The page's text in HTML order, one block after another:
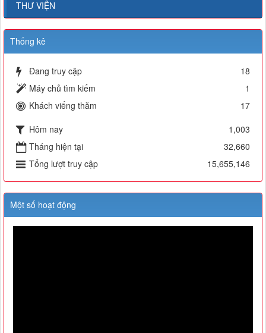
THƯ VIỆN
Thống kê
Đang truy cập
18
Máy chủ tìm kiếm
1
Khách viếng thăm
17
Hôm nay
1,003
Tháng hiện tại
32,660
Tổng lượt truy cập
15,655,146
Một số hoạt động